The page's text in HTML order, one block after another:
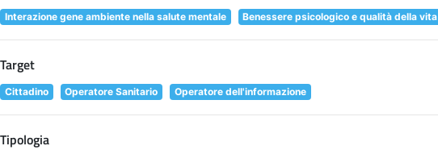
Interazione gene ambiente nella salute mentale Benessere psicologico e qualità della vita
Target
Cittadino Operatore Sanitario Operatore dell'informazione
Tipologia